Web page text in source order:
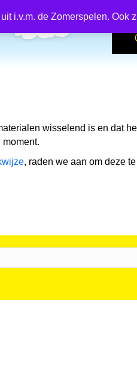
i.v.m. de Zomerspelen.
wisselend is en dat
, raden we aan om deze